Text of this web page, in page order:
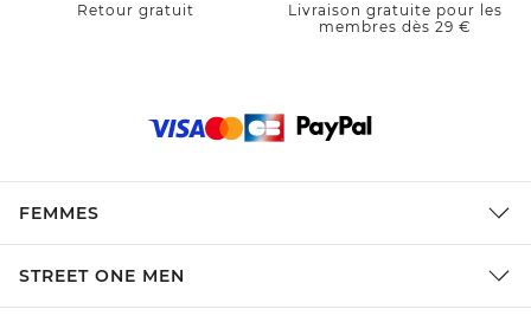
Retour gratuit
Livraison gratuite pour les
membres dès 29 €
FEMMES
STREET ONE MEN